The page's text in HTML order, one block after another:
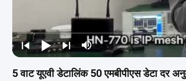
5 वाट यूएवी डेटालिंक 50 एमबीपीएस डेटा दर